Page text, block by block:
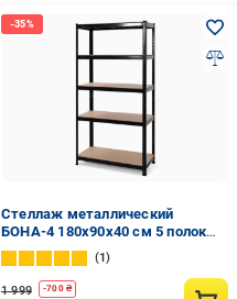
Стеллаж металлический
БОНА-4 180х90х40 см 5 полок
МДФ Черный (4)
1
1 999 -700₴